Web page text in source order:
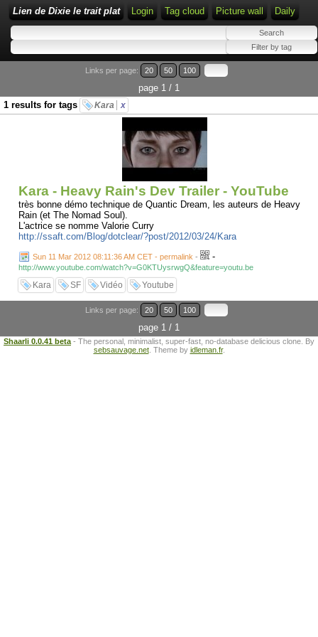
Lien de Dixie le trait plat Login Tag cloud Picture wall Daily
Links per page: 20 50 100
page 1 / 1
1 results for tags
Kara x
Kara - Heavy Rain's Dev Trailer - YouTube
très bonne démo technique de Quantic Dream, les auteurs de Heavy
Rain (et The Nomad Soul).
L'actrice se nomme Valorie Curry
http://ssaft.com/Blog/dotclear/?post/2012/03/24/Kara
Sun 11 Mar 2012 08:11:36 AM CET - permalink - -
http://www.youtube.com/watch?v=G0KTUysrwgQ&feature=youtu.be
Kara SF Vidéo Youtube
Links per page: 20 50 100
page 1 / 1
Shaarli 0.0.41 beta - The personal, minimalist, super-fast, no-database delicious clone. By
sebsauvage.net. Theme by idleman.fr.